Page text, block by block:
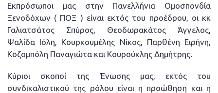
Εκπρόσωποι μας στην Πανελλήνια Ομοσπονδία
Ξενοδόχων ( ΠΟΞ ) είναι εκτός του προέδρου, οι κκ
Γαλιατσάτος Σπύρος, Θεοδωρακάτος Άγγελος,
Ψαλίδα Ιόλη, Κουρκουμέλης Νίκος, Παρθένη Ειρήνη,
Κοζομπόλη Παναγιώτα και Κουρούκλης Δημήτρης.
Κύριοι σκοποί της Ένωσης μας, εκτός του
συνδικαλιστικού της ρόλου είναι η προώθηση και η